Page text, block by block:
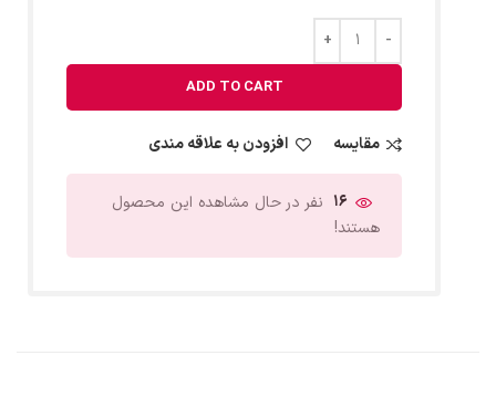
ADD TO CART
مقایسه افزودن به علاقه مندی
16 نفر در حال مشاهده این محصول
هستند!